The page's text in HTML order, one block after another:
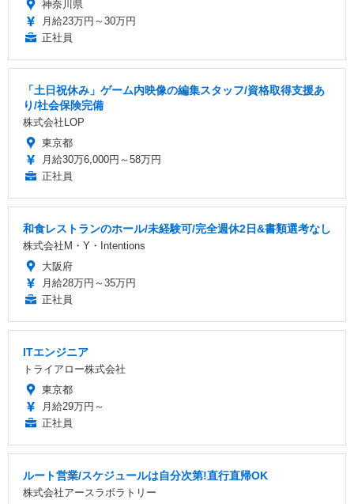
神奈川県
月給23万円～30万円
正社員
「土日祝休み」ゲーム内映像の編集スタッフ/資格取得支援あ
り/社会保険完備
株式会社LOP
東京都
月給30万6,000円～58万円
正社員
和食レストランのホール/未経験可/完全週休2日&書類選考なし
株式会社M・Y・Intentions
大阪府
月給28万円～35万円
正社員
ITエンジニア
トライアロー株式会社
東京都
月給29万円～
正社員
ルート営業/スケジュールは自分次第!直行直帰OK
株式会社アースラボラトリー